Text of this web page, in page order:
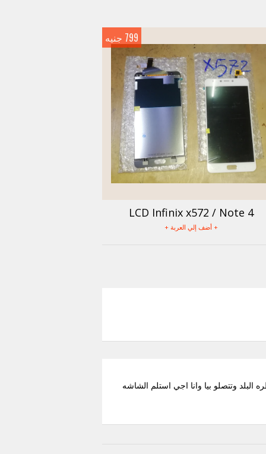
LCD Infinix x572 / Note 4
+ أضف إلي العربة +
799 جنيه
طره البلد وتتصلو بيا وانا اجي استلم الشاشه